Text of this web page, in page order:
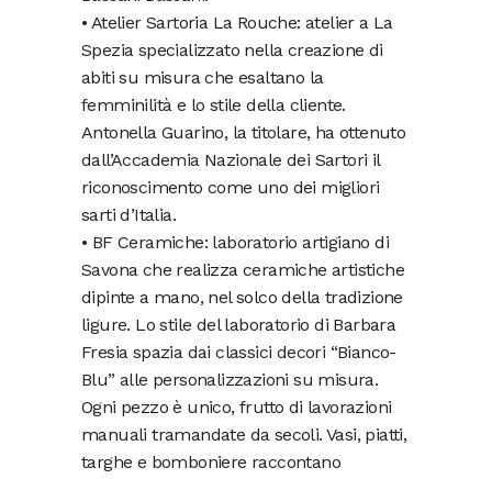
• Atelier Sartoria La Rouche: atelier a La
Spezia specializzato nella creazione di
abiti su misura che esaltano la
femminilità e lo stile della cliente.
Antonella Guarino, la titolare, ha ottenuto
dall’Accademia Nazionale dei Sartori il
riconoscimento come uno dei migliori
sarti d’Italia.
• BF Ceramiche: laboratorio artigiano di
Savona che realizza ceramiche artistiche
dipinte a mano, nel solco della tradizione
ligure. Lo stile del laboratorio di Barbara
Fresia spazia dai classici decori “Bianco-
Blu” alle personalizzazioni su misura.
Ogni pezzo è unico, frutto di lavorazioni
manuali tramandate da secoli. Vasi, piatti,
targhe e bomboniere raccontano